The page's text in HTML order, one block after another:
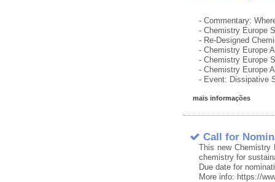
- Commentary:
- Chemistry Europe
- Re-Designed
- Chemistry Europe
- Chemistry Europe
- Chemistry Europe
- Event: Dissipative
mais informações
Call for
This new Chemistry
chemistry for
Due date for
More info: https://